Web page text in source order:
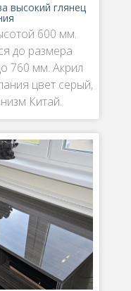
высокий глянец
600 мм.
до размера
760 мм. Акрил
цвет серый,
Китай.